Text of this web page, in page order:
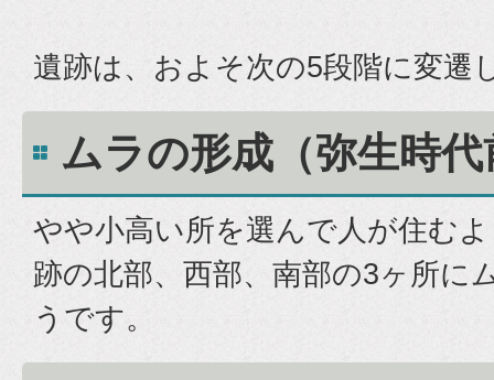
遺跡は、およそ次の5段階に変遷
ムラの形成（弥生時
やや小高い所を選んで人が住む
跡の北部、西部、南部の3ヶ所に
うです。